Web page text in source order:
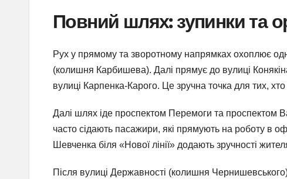
Повний шлях: зупинки та
Рух у прямому та зворотному напрямках охоплює
(колишня Карбишева). Далі прямує до вулиці
вулиці Карпенка-Карого. Це зручна точка для тих,
Далі шлях іде проспектом Перемоги та проспектом
часто сідають пасажири, які прямують на роботу в
Шевченка біля «Нової лінії» додають зручності
Після вулиці Державності (колишня